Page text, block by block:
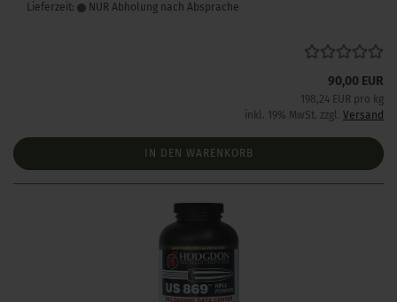
Lieferzeit: NUR Abholung nach Absprache
90,00 EUR
198,24 EUR pro kg
inkl. 19% MwSt. zzgl. Versand
IN DEN WARENKORB